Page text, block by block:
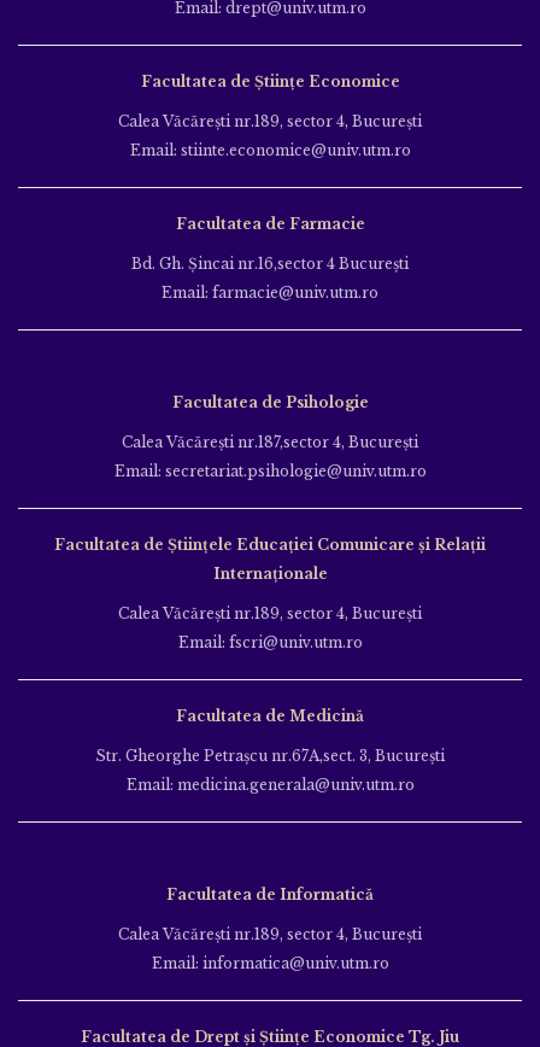
Email: drept@univ.utm.ro
Facultatea de Științe Economice
Calea Văcăreşti nr.189, sector 4, Bucureşti
Email: stiinte.economice@univ.utm.ro
Facultatea de Farmacie
Bd. Gh. Şincai nr.16,sector 4 Bucureşti
Email: farmacie@univ.utm.ro
Facultatea de Psihologie
Calea Văcăreşti nr.187,sector 4, Bucureşti
Email: secretariat.psihologie@univ.utm.ro
Facultatea de Ştiinţele Educației Comunicare și Relații
Internaționale
Calea Văcăreşti nr.189, sector 4, Bucureşti
Email: fscri@univ.utm.ro
Facultatea de Medicină
Str. Gheorghe Petraşcu nr.67A,sect. 3, Bucureşti
Email: medicina.generala@univ.utm.ro
Facultatea de Informatică
Calea Văcăreşti nr.189, sector 4, Bucureşti
Email: informatica@univ.utm.ro
Facultatea de Drept și Științe Economice Tg. Jiu